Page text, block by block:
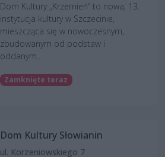
Dom Kultury „Krzemień” to nowa, 13.
instytucja kultury w Szczecinie,
mieszcząca się w nowoczesnym,
zbudowanym od podstaw i
oddanym...
Zamknięte teraz
Dom Kultury Słowianin
ul. Korzeniowskiego 7